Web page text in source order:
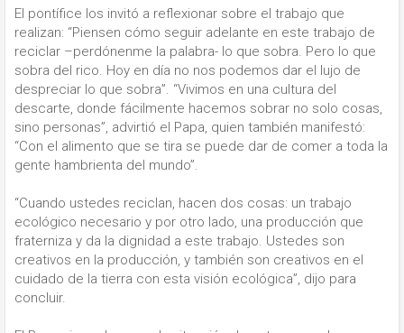
El pontífice los invitó a reflexionar sobre el trabajo que
realizan: “Piensen cómo seguir adelante en este trabajo de
reciclar –perdónenme la palabra- lo que sobra. Pero lo que
sobra del rico. Hoy en día no nos podemos dar el lujo de
despreciar lo que sobra”. “Vivimos en una cultura del
descarte, donde fácilmente hacemos sobrar no solo cosas,
sino personas”, advirtió el Papa, quien también manifestó:
“Con el alimento que se tira se puede dar de comer a toda la
gente hambrienta del mundo”.
“Cuando ustedes reciclan, hacen dos cosas: un trabajo
ecológico necesario y por otro lado, una producción que
fraterniza y da la dignidad a este trabajo. Ustedes son
creativos en la producción, y también son creativos en el
cuidado de la tierra con esta visión ecológica”, dijo para
concluir.